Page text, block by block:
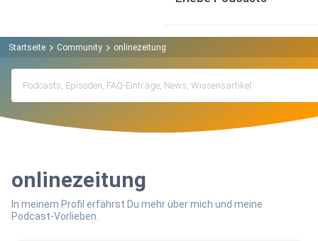
Startseite Community onlinezeitung
onlinezeitung
In meinem Profil erfährst Du mehr über mich und meine
Podcast-Vorlieben.